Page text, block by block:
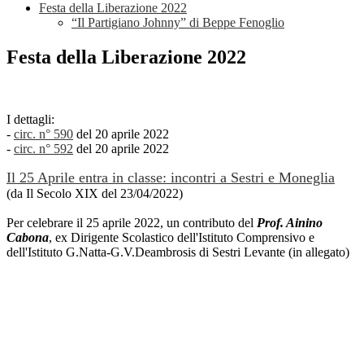
Festa della Liberazione 2022
“Il Partigiano Johnny” di Beppe Fenoglio
Festa della Liberazione 2022
I dettagli:
- circ. n° 590 del 20 aprile 2022
- circ. n° 592 del 20 aprile 2022
Il 25 Aprile entra in classe: incontri a Sestri e Moneglia
(da Il Secolo XIX del 23/04/2022)
Per celebrare il 25 aprile 2022, un contributo del Prof. Ainino
Cabona, ex Dirigente Scolastico dell'Istituto Comprensivo e
dell'Istituto G.Natta-G.V.Deambrosis di Sestri Levante (in allegato)